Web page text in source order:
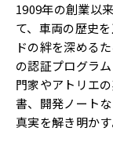
1909年の創業以
て、車両の歴史
ドの絆を深める
の認証プログラ
門家やアトリエ
書、開発ノート
真実を解き明かす